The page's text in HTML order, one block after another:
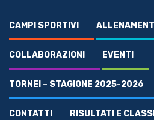
CAMPI SPORTIVI ALLENAMENTI
COLLABORAZIONI EVENTI
TORNEI – STAGIONE 2025-2026
CONTATTI RISULTATI E